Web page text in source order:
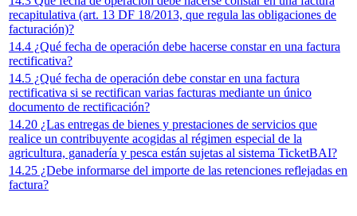
recapitulativa (art. 13 DF 18/2013, que regula las obligaciones de
facturación)?
14.4 ¿Qué fecha de operación debe hacerse constar en una factura
rectificativa?
14.5 ¿Qué fecha de operación debe constar en una factura
rectificativa si se rectifican varias facturas mediante un único
documento de rectificación?
14.20 ¿Las entregas de bienes y prestaciones de servicios que
realice un contribuyente acogidas al régimen especial de la
agricultura, ganadería y pesca están sujetas al sistema TicketBAI?
14.25 ¿Debe informarse del importe de las retenciones reflejadas en
factura?